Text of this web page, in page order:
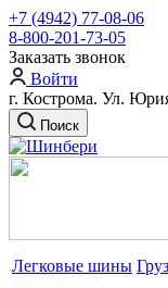
+7 (4942) 77-08-06
8-800-201-73-05
Заказать звонок
Войти
г. Кострома. Ул.
Поиск
Легковые шины